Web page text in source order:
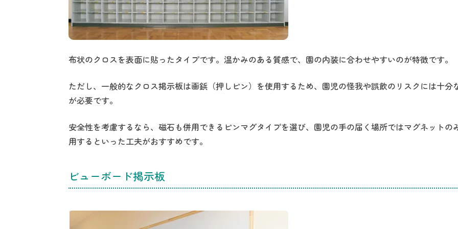
布状のクロスを表面に貼ったタイプです。温かみのある質感で、園の内装に合わせやすいのが特徴です。
ただし、一般的なクロス掲示板は画鋲（押しピン）を使用するため、園児の怪我や誤飲のリスクには十分
が必要です。
安全性を考慮するなら、磁石も併用できるピンマグタイプを選び、園児の手の届く場所ではマグネットの
用するといった工夫がおすすめです。
ビューボード掲示板